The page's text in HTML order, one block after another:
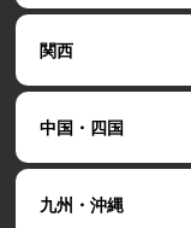
関西
中国・四国
九州・沖縄